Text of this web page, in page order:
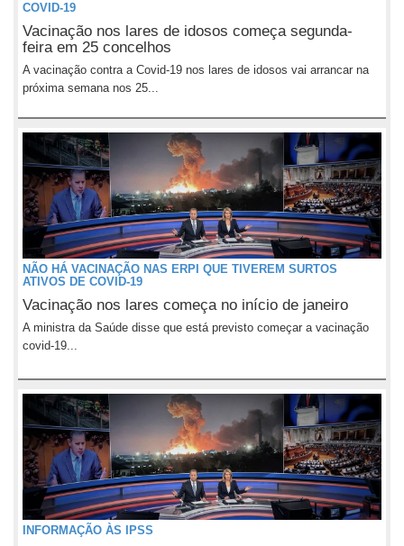
COVID-19
Vacinação nos lares de idosos começa segunda-
feira em 25 concelhos
A vacinação contra a Covid-19 nos lares de idosos vai arrancar na
próxima semana nos 25...
NÃO HÁ VACINAÇÃO NAS ERPI QUE TIVEREM SURTOS
ATIVOS DE COVID-19
Vacinação nos lares começa no início de janeiro
A ministra da Saúde disse que está previsto começar a vacinação
covid-19...
INFORMAÇÃO ÀS IPSS